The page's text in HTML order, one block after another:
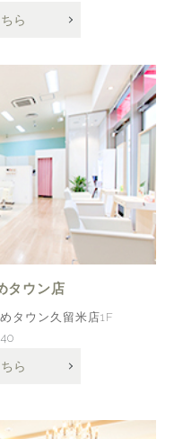
ら
タウン店
タウン久留米店1F
ら